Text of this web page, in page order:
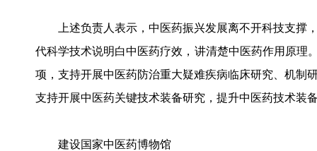
上述负责人表示，中医药振兴发展离不开科技支撑
代科学技术说明白中医药疗效，讲清楚中医药作用原理
项，支持开展中医药防治重大疑难疾病临床研究、机制
支持开展中医药关键技术装备研究，提升中医药技术装
建设国家中医药博物馆